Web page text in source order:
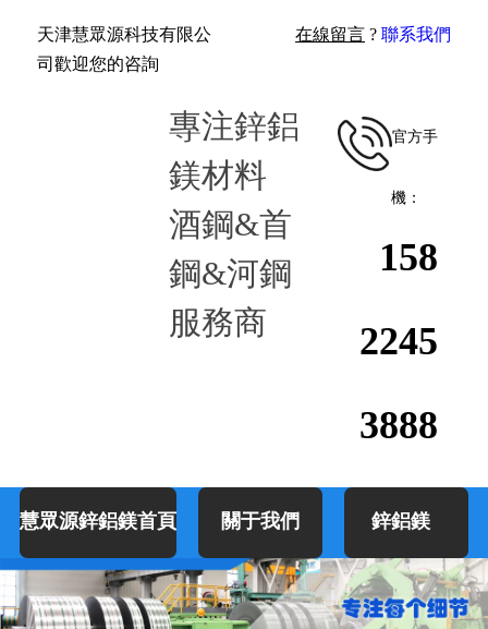
天津慧眾源科技有限公
司歡迎您的咨詢
在線留言 ?聯系我們
專注鋅鋁
鎂材料
酒鋼&首
鋼&河鋼
服務商
官方手
機：
158
2245
3888
慧眾源鋅鋁鎂首頁 關于我們 鋅鋁鎂